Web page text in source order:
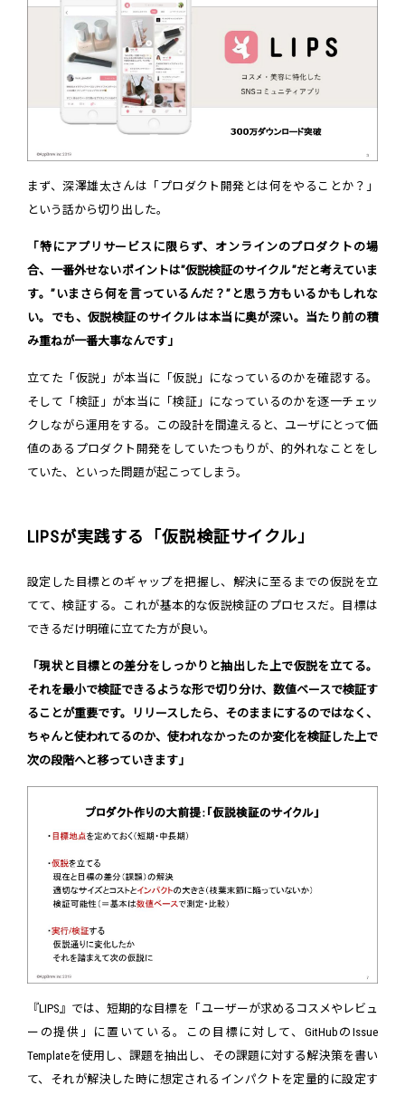
まず、深澤雄太さんは「プロダクト開発とは何をやることか？」
という話から切り出した。
「特にアプリサービスに限らず、オンラインのプロダクトの場
合、一番外せないポイントは”仮説検証のサイクル”だと考えていま
す。”いまさら何を言っているんだ？”と思う方もいるかもしれな
い。でも、仮説検証のサイクルは本当に奥が深い。当たり前の積
み重ねが一番大事なんです」
立てた「仮説」が本当に「仮説」になっているのかを確認する。
そして「検証」が本当に「検証」になっているのかを逐一チェッ
クしながら運用をする。この設計を間違えると、ユーザにとって価
値のあるプロダクト開発をしていたつもりが、的外れなことをし
ていた、といった問題が起こってしまう。
LIPSが実践する「仮説検証サイクル」
設定した目標とのギャップを把握し、解決に至るまでの仮説を立
てて、検証する。これが基本的な仮説検証のプロセスだ。目標は
できるだけ明確に立てた方が良い。
「現状と目標との差分をしっかりと抽出した上で仮説を立てる。
それを最小で検証できるような形で切り分け、数値ベースで検証す
ることが重要です。リリースしたら、そのままにするのではなく、
ちゃんと使われてるのか、使われなかったのか変化を検証した上で
次の段階へと移っていきます」
『LIPS』では、短期的な目標を「ユーザーが求めるコスメやレビュ
ーの提供」に置いている。この目標に対して、GitHubのIssue
Templateを使用し、課題を抽出し、その課題に対する解決策を書い
て、それが解決した時に想定されるインパクトを定量的に設定す